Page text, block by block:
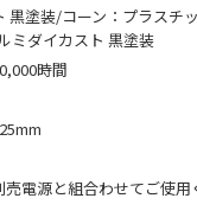
黒塗装/コーン：プラスチ
ミダイカスト 黒塗装
時間
電源と組合わせてご使用